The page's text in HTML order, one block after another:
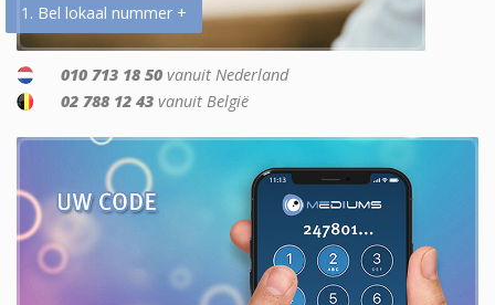
1. Bel lokaal nummer +
010 713 18 50 vanuit Nederland
02 788 12 43 vanuit België